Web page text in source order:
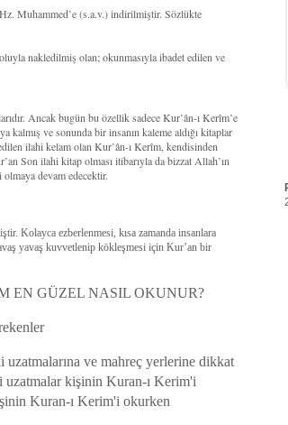
Muhammed’e (s.a.v.) indirilmiştir. Sözlükte
nakledilmiş olan; okunmasıyla ibadet edilen ve
Ancak bugün bu özellik sadece Kur’ân-ı Kerîm’e
kalmış ve sonunda bir insanın kaleme aldığı kitaplar
ilahi kelam olan Kur’ân-ı Kerîm, kendisinden
Son ilahi kitap olması itibarıyla da bizzat Allah’ın
olmaya devam edecektir.
Kolayca ezberlenmesi, kısa zamanda insanlara
yavaş kuvvetlenip kökleşmesi için Kur’an bir
EN GÜZEL NASIL OKUNUR?
ve mahreç yerlerine dikkat
kişinin Kuran-ı Kerim'i
Kuran-ı Kerim'i okurken